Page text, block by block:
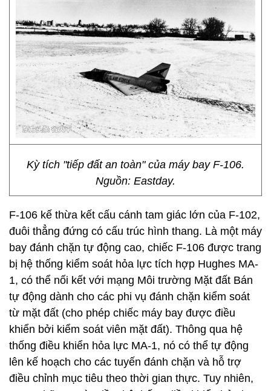
Kỳ tích "tiếp đất an toàn" của máy bay F-106.
Nguồn: Eastday.
F-106 kế thừa kết cấu cánh tam giác lớn của F-102,
đuôi thẳng đứng có cấu trúc hình thang. Là một máy
bay đánh chặn tự động cao, chiếc F-106 được trang
bị hệ thống kiểm soát hỏa lực tích hợp Hughes MA-
1, có thể nối kết với mạng Môi trường Mặt đất Bán
tự động dành cho các phi vụ đánh chặn kiểm soát
từ mặt đất (cho phép chiếc máy bay được điều
khiển bởi kiểm soát viên mặt đất). Thông qua hệ
thống điều khiển hỏa lực MA-1, nó có thể tự động
lên kế hoạch cho các tuyến đánh chặn và hỗ trợ
điều chỉnh mục tiêu theo thời gian thực. Tuy nhiên,